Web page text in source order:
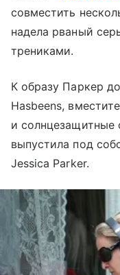
совместить
надела рваный
трениками.
К образу Паркер
Hasbeens,
и солнцезащитные
выпустила под
Jessica Parker.